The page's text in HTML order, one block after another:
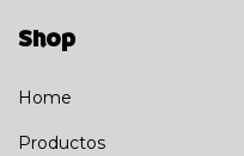
Shop
Home
Productos